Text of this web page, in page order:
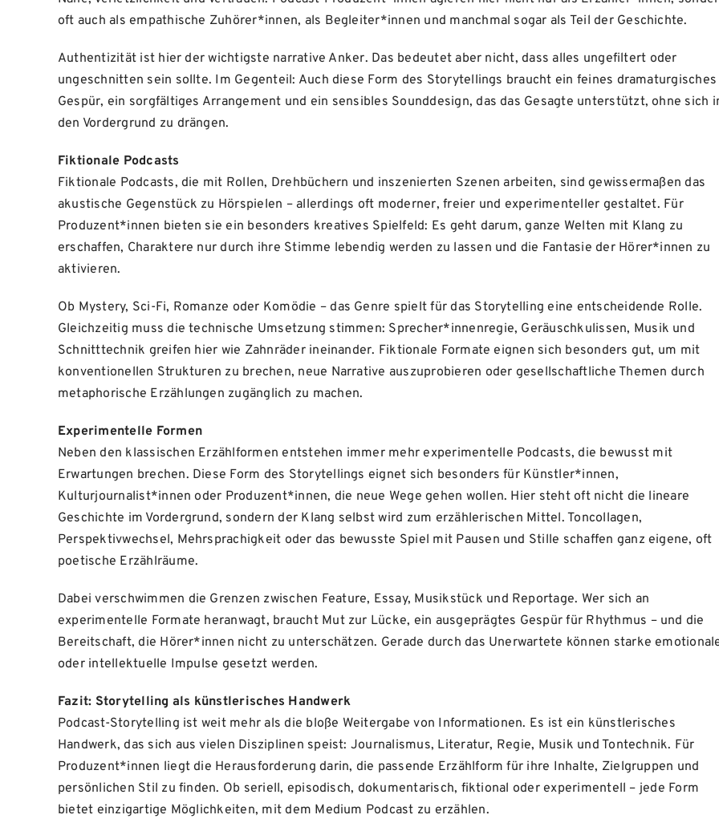
oft auch als empathische Zuhörer*innen, als Begleiter*innen und manchmal sogar als Teil der Geschichte.
Authentizität ist hier der wichtigste narrative Anker. Das bedeutet aber nicht, dass alles ungefiltert oder
ungeschnitten sein sollte. Im Gegenteil: Auch diese Form des Storytellings braucht ein feines dramaturgisches
Gespür, ein sorgfältiges Arrangement und ein sensibles Sounddesign, das das Gesagte unterstützt, ohne sich
den Vordergrund zu drängen.
Fiktionale Podcasts
Fiktionale Podcasts, die mit Rollen, Drehbüchern und inszenierten Szenen arbeiten, sind gewissermaßen das
akustische Gegenstück zu Hörspielen – allerdings oft moderner, freier und experimenteller gestaltet. Für
Produzent*innen bieten sie ein besonders kreatives Spielfeld: Es geht darum, ganze Welten mit Klang zu
erschaffen, Charaktere nur durch ihre Stimme lebendig werden zu lassen und die Fantasie der Hörer*innen zu
aktivieren.
Ob Mystery, Sci-Fi, Romanze oder Komödie – das Genre spielt für das Storytelling eine entscheidende Rolle.
Gleichzeitig muss die technische Umsetzung stimmen: Sprecher*innenregie, Geräuschkulissen, Musik und
Schnitttechnik greifen hier wie Zahnräder ineinander. Fiktionale Formate eignen sich besonders gut, um mit
konventionellen Strukturen zu brechen, neue Narrative auszuprobieren oder gesellschaftliche Themen durch
metaphorische Erzählungen zugänglich zu machen.
Experimentelle Formen
Neben den klassischen Erzählformen entstehen immer mehr experimentelle Podcasts, die bewusst mit
Erwartungen brechen. Diese Form des Storytellings eignet sich besonders für Künstler*innen,
Kulturjournalist*innen oder Produzent*innen, die neue Wege gehen wollen. Hier steht oft nicht die lineare
Geschichte im Vordergrund, sondern der Klang selbst wird zum erzählerischen Mittel. Toncollagen,
Perspektivwechsel, Mehrsprachigkeit oder das bewusste Spiel mit Pausen und Stille schaffen ganz eigene, oft
poetische Erzählräume.
Dabei verschwimmen die Grenzen zwischen Feature, Essay, Musikstück und Reportage. Wer sich an
experimentelle Formate heranwagt, braucht Mut zur Lücke, ein ausgeprägtes Gespür für Rhythmus – und die
Bereitschaft, die Hörer*innen nicht zu unterschätzen. Gerade durch das Unerwartete können starke
oder intellektuelle Impulse gesetzt werden.
Fazit: Storytelling als künstlerisches Handwerk
Podcast-Storytelling ist weit mehr als die bloße Weitergabe von Informationen. Es ist ein künstlerisches
Handwerk, das sich aus vielen Disziplinen speist: Journalismus, Literatur, Regie, Musik und Tontechnik. Für
Produzent*innen liegt die Herausforderung darin, die passende Erzählform für ihre Inhalte, Zielgruppen und
persönlichen Stil zu finden. Ob seriell, episodisch, dokumentarisch, fiktional oder experimentell – jede Form
bietet einzigartige Möglichkeiten, mit dem Medium Podcast zu erzählen.